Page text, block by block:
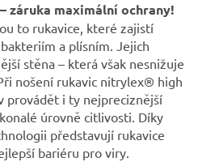
záruka maximální ochrany!
to rukavice, které zajistí
a plísním. Jejich
stěna – která však nesnižuje
nošení rukavic nitrylex® high
provádět i ty nejpreciznější
úrovně citlivosti. Díky
představují rukavice
bariéru pro viry.